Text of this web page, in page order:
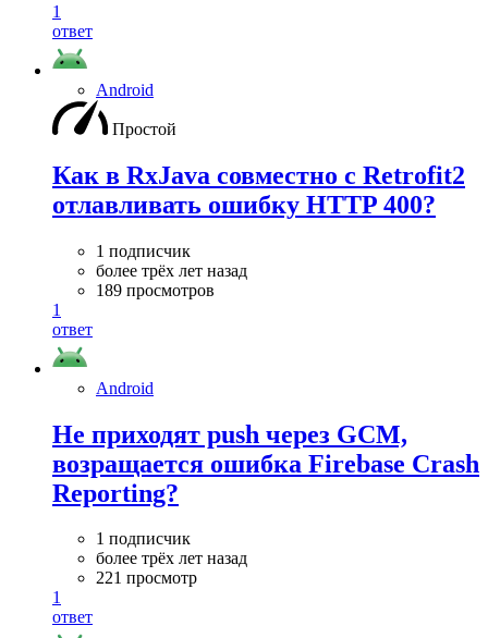
1
ответ
Android
Простой
Как в RxJava совместно с Retrofit2
отлавливать ошибку HTTP 400?
1 подписчик
более трёх лет назад
189 просмотров
1
ответ
Android
Не приходят push через GCM,
возращается ошибка Firebase Crash
Reporting?
1 подписчик
более трёх лет назад
221 просмотр
1
ответ